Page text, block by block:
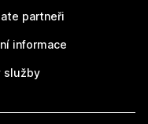
partneři
informace
služby